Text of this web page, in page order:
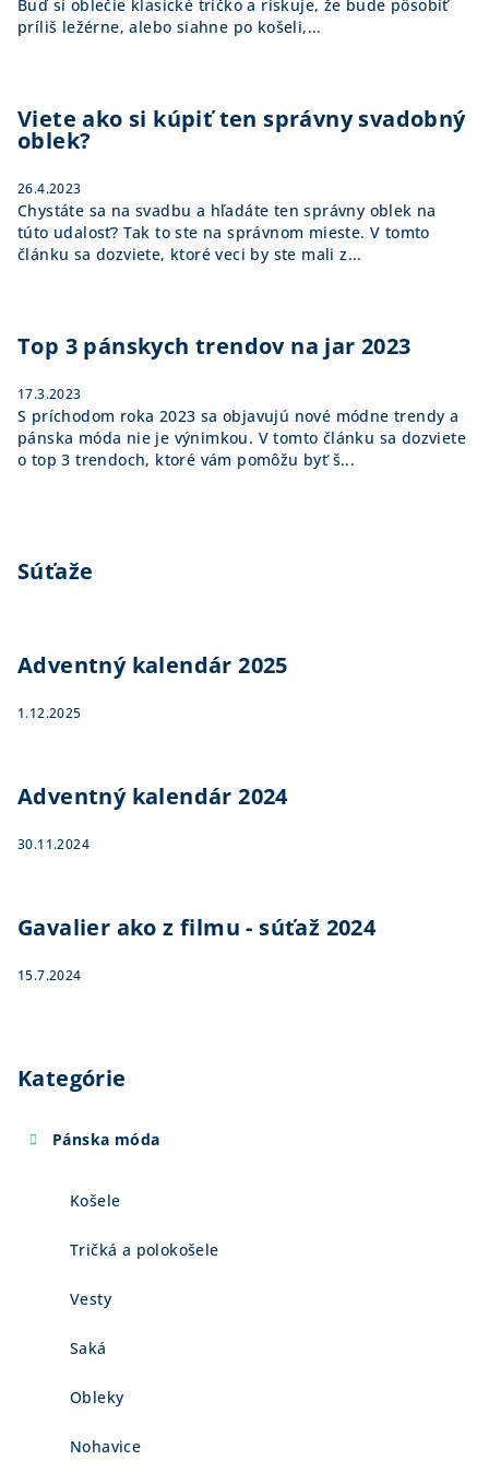
Buď si oblečie klasické tričko a riskuje, že bude pôsobiť
príliš ležérne, alebo siahne po košeli,...
Viete ako si kúpiť ten správny svadobný
oblek?
26.4.2023
Chystáte sa na svadbu a hľadáte ten správny oblek na
túto udalosť? Tak to ste na správnom mieste. V tomto
článku sa dozviete, ktoré veci by ste mali z...
Top 3 pánskych trendov na jar 2023
17.3.2023
S príchodom roka 2023 sa objavujú nové módne trendy a
pánska móda nie je výnimkou. V tomto článku sa dozviete
o top 3 trendoch, ktoré vám pomôžu byť š...
Súťaže
Adventný kalendár 2025
1.12.2025
Adventný kalendár 2024
30.11.2024
Gavalier ako z filmu - súťaž 2024
15.7.2024
Kategórie
Pánska móda
Košele
Tričká a polokošele
Vesty
Saká
Obleky
Nohavice